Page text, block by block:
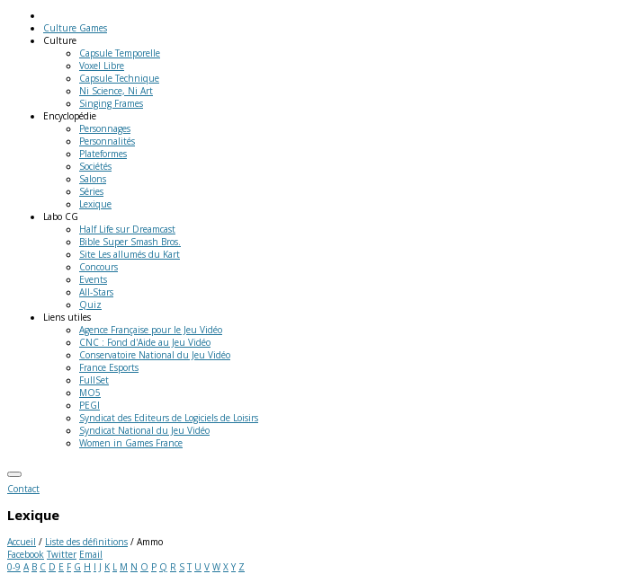
Culture Games
Culture
Capsule Temporelle
Voxel Libre
Capsule Technique
Ni Science, Ni Art
Singing Frames
Encyclopédie
Personnages
Personnalités
Plateformes
Sociétés
Salons
Séries
Lexique
Labo CG
Half Life sur Dreamcast
Bible Super Smash Bros.
Site Les allumés du Kart
Concours
Events
All-Stars
Quiz
Liens utiles
Agence Française pour le Jeu Vidéo
CNC : Fond d'Aide au Jeu Vidéo
Conservatoire National du Jeu Vidéo
France Esports
FullSet
MO5
PEGI
Syndicat des Editeurs de Logiciels de Loisirs
Syndicat National du Jeu Vidéo
Women in Games France
Contact
Lexique
Accueil / Liste des définitions / Ammo
Facebook Twitter Email
0-9 A B C D E F G H I J K L M N O P Q R S T U V W X Y Z